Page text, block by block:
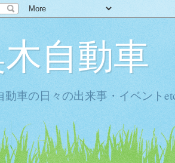
自動車
動車の日々の出来事・イベント